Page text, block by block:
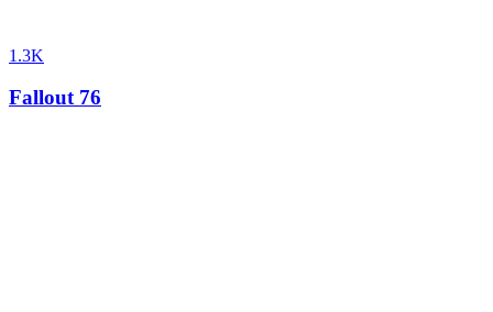
1.3K
Fallout 76